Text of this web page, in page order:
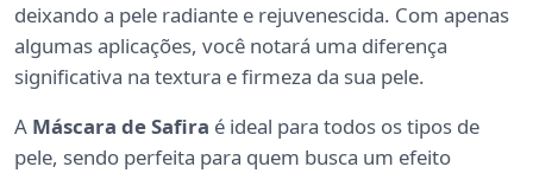
deixando a pele radiante e rejuvenescida. Com apenas
algumas aplicações, você notará uma diferença
significativa na textura e firmeza da sua pele.
A Máscara de Safira é ideal para todos os tipos de
pele, sendo perfeita para quem busca um efeito